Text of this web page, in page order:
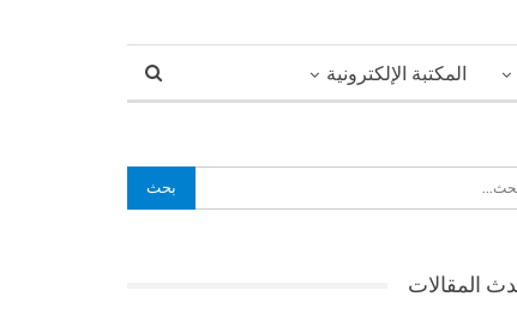
المكتبة الإلكترونية
المقالات